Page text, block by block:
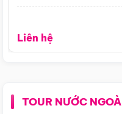
Liên hệ
TOUR NƯỚC